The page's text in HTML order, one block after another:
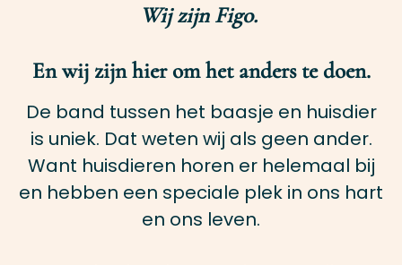
Wij zijn Figo.
En wij zijn hier om het anders te doen.
De band tussen het baasje en huisdier
is uniek. Dat weten wij als geen ander.
Want huisdieren horen er helemaal bij
en hebben een speciale plek in ons hart
en ons leven.